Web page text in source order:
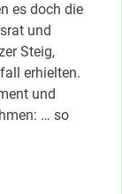
es doch die
und
Steig,
erhielten.
und
… so